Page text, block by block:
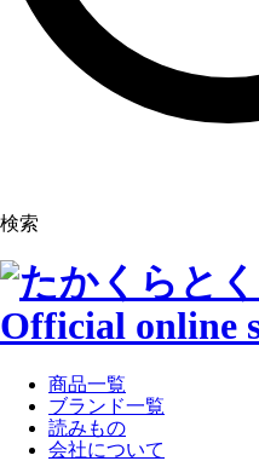
検索
商品一覧
ブランド一覧
読みもの
会社について